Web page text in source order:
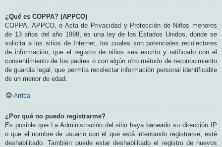
¿Qué es COPPA? (APPCO)
COPPA, APPCO, o Acta de Privacidad y Protección de Niños menores
de 13 años del año 1998, es una ley de los Estados Unidos, donde se
solicita a los sitios de Internet, los cuales son potenciales recolectores
de información, que el registro de niños sea escrito y ratificado con el
consentimiento de los padres o con algún otro método de reconocimiento
de guardia legal, que permita recolectar información personal identificable
de un menor de edad.
Arriba
¿Por qué no puedo registrarme?
Es posible que La Administración del sitio haya baneado su dirección IP
o que el nombre de usuario con el que está intentando registrarse, esté
deshabilitado. También puede estar deshabilitado el registro de nuevos